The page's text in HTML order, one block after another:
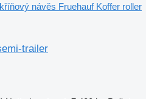
návěs Fruehauf Koffer roller
trailer